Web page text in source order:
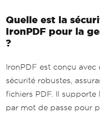
Quelle est la
IronPDF pour la
?
IronPDF est conçu
sécurité robustes,
fichiers PDF. Il
par mot de passe pour